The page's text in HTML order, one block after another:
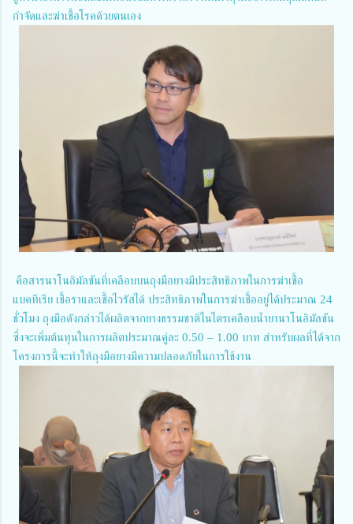
กำจัดและฆ่าเชื้อโรคด้วยตนเอง
คือสารนาโนอิมัลชันที่เคลือบบนถุงมือยางมีประสิทธิภาพในการฆ่าเชื้อ
แบคทีเรีย เชื้อราและเชื้อไวรัสได้ ประสิทธิภาพในการฆ่าเชื้ออยู่ได้ประมาณ 24
ชั่วโมง ถุงมือดังกล่าวได้ผลิตจากยางธรรมชาติไนไตรเคลือบน้ำยานาโนอิมัลชัน
ซึ่งจะเพิ่มต้นทุนในการผลิตประมาณคู่ละ 0.50 – 1.00 บาท สำหรับผลที่ได้จาก
โครงการนี้จะทำให้ถุงมือยางมีความปลอดภัยในการใช้งาน